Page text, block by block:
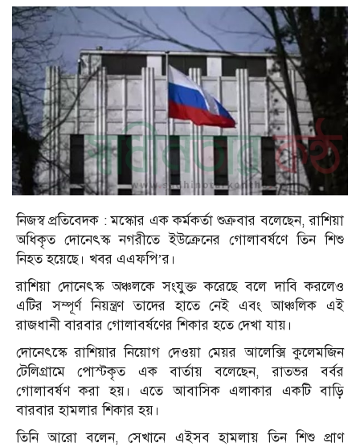
নিজস্ব প্রতিবেদক : মস্কোর এক কর্মকর্তা শুক্রবার বলেছেন, রাশিয়া
অধিকৃত দোনেৎস্ক নগরীতে ইউক্রেনের গোলাবর্ষণে তিন শিশু
নিহত হয়েছে। খবর এএফপি’র।
রাশিয়া দোনেৎস্ক অঞ্চলকে সংযুক্ত করেছে বলে দাবি করলেও
এটির সম্পূর্ণ নিয়ন্ত্রণ তাদের হাতে নেই এবং আঞ্চলিক এই
রাজধানী বারবার গোলাবর্ষণের শিকার হতে দেখা যায়।
দোনেৎস্কে রাশিয়ার নিয়োগ দেওয়া মেয়র আলেক্সি কুলেমজিন
টেলিগ্রামে পোস্টকৃত এক বার্তায় বলেছেন, রাতভর বর্বর
গোলাবর্ষণ করা হয়। এতে আবাসিক এলাকার একটি বাড়ি
বারবার হামলার শিকার হয়।
তিনি আরো বলেন, সেখানে এইসব হামলায় তিন শিশু প্রাণ